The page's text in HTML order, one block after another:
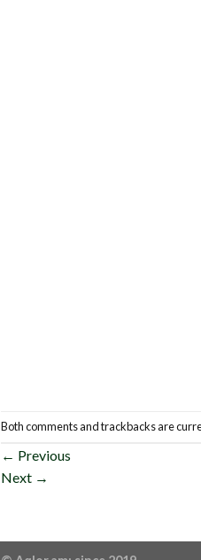
Both comments and trackbacks are
← Previous
Next →